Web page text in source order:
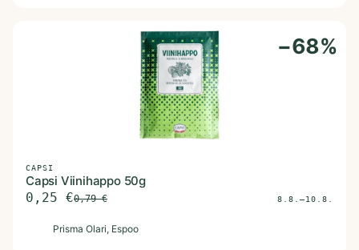
−68%
CAPSI
Capsi Viinihappo 50g
0,25 €0,79€ 8.8.–10.8.
Prisma Olari, Espoo